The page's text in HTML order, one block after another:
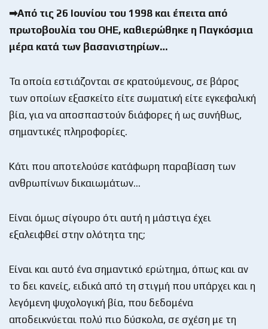
➡Από τις 26 Ιουνίου του 1998 και έπειτα από
πρωτοβουλία του ΟΗΕ, καθιερώθηκε η Παγκόσμια
μέρα κατά των βασανιστηρίων…
Τα οποία εστιάζονται σε κρατούμενους, σε βάρος
των οποίων εξασκείτο είτε σωματική είτε εγκεφαλική
βία, για να αποσπαστούν διάφορες ή ως συνήθως,
σημαντικές πληροφορίες.
Κάτι που αποτελούσε κατάφωρη παραβίαση των
ανθρωπίνων δικαιωμάτων…
Είναι όμως σίγουρο ότι αυτή η μάστιγα έχει
εξαλειφθεί στην ολότητα της;
Είναι και αυτό ένα σημαντικό ερώτημα, όπως και αν
το δει κανείς, ειδικά από τη στιγμή που υπάρχει και η
λεγόμενη ψυχολογική βία, που δεδομένα
αποδεικνύεται πολύ πιο δύσκολα, σε σχέση με τη